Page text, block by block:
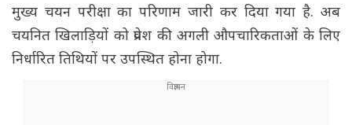
मुख्य चयन परीक्षा का परिणाम जारी कर दिया गया है. अब
चयनित खिलाड़ियों को प्रवेश की अगली औपचारिकताओं के लिए
निर्धारित तिथियों पर उपस्थित होना होगा.